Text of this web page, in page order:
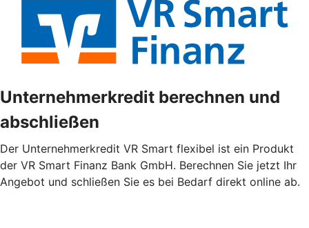
Unternehmerkredit berechnen und
abschließen
Der Unternehmerkredit VR Smart flexibel ist ein Produkt
der VR Smart Finanz Bank GmbH. Berechnen Sie jetzt Ihr
Angebot und schließen Sie es bei Bedarf direkt online ab.